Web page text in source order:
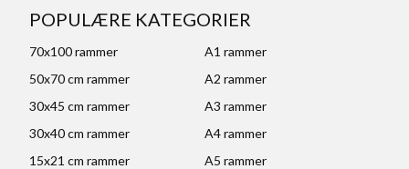
POPULÆRE KATEGORIER
70x100 rammer
A1 rammer
50x70 cm rammer
A2 rammer
30x45 cm rammer
A3 rammer
30x40 cm rammer
A4 rammer
15x21 cm rammer
A5 rammer